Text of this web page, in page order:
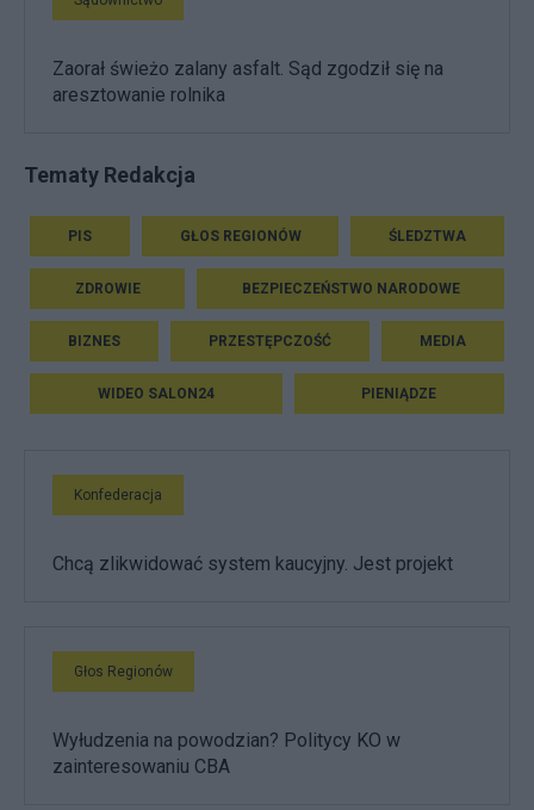
Zaorał świeżo zalany asfalt. Sąd zgodził się na
aresztowanie rolnika
Tematy Redakcja
PIS GŁOS REGIONÓW ŚLEDZTWA
ZDROWIE BEZPIECZEŃSTWO NARODOWE
BIZNES PRZESTĘPCZOŚĆ MEDIA
WIDEO SALON24 PIENIĄDZE
Konfederacja
Chcą zlikwidować system kaucyjny. Jest projekt
Głos Regionów
Wyłudzenia na powodzian? Politycy KO w
zainteresowaniu CBA